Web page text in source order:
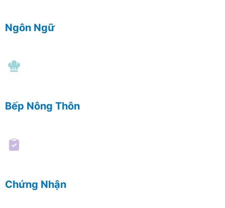
Ngôn Ngữ
Bếp Nông Thôn
Chứng Nhận